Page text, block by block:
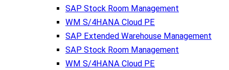
SAP Stock Room Management
WM S/4HANA Cloud PE
SAP Extended Warehouse Management
SAP Stock Room Management
WM S/4HANA Cloud PE